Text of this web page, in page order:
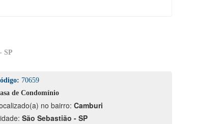
SP
70659
de Condomínio
no bairro: Camburi
São Sebastião - SP